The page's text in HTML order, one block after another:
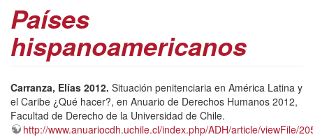
Países
hispanoamericanos
Carranza, Elías 2012. Situación penitenciaria en América Latina y
el Caribe ¿Qué hacer?, en Anuario de Derechos Humanos 2012,
Facultad de Derecho de la Universidad de Chile.
http://www.anuariocdh.uchile.cl/index.php/ADH/article/viewFile/